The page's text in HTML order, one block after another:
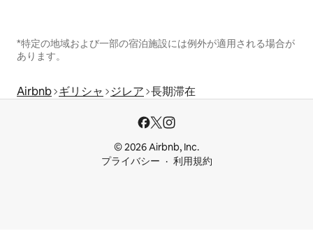
*特定の地域および一部の宿泊施設には例外が適用される場合が
あります。
Airbnb ギリシャ ジレア 長期滞在
© 2026 Airbnb, Inc.
プライバシー
利用規約